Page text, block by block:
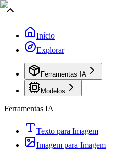
Início
Explorar
Ferramentas IA
Modelos
Ferramentas IA
Texto para Imagem
Imagem para Imagem